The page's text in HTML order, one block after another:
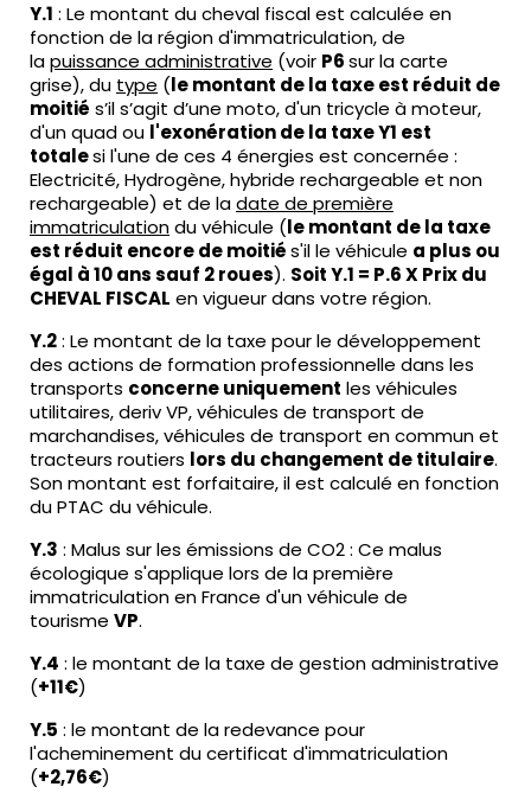
Y.1 : Le montant du cheval fiscal est calculée en
fonction de la région d'immatriculation, de
lapuissance administrative (voir P6sur la carte
grise), du type (le montant de la taxe est réduit de
moitié s’il s’agit d’une moto, d'un tricycle à moteur,
d'un quad ou l'exonération de la taxe Y1 est
totalesi l'une de ces 4 énergies est concernée :
Electricité, Hydrogène, hybride rechargeable et non
rechargeable) et de ladate de première
immatriculationdu véhicule (le montant de la taxe
est réduit encore de moitiés'il le véhicule a plus ou
égal à 10 ans sauf 2 roues). Soit Y.1 = P.6 X Prix du
CHEVAL FISCAL en vigueur dans votre région.
Y.2: Le montant de la taxe pour le développement
des actions de formation professionnelle dans les
transports concerne uniquement les véhicules
utilitaires, deriv VP, véhicules de transport de
marchandises, véhicules de transport en commun et
tracteurs routiers lors du changement de titulaire.
Son montant est forfaitaire, il est calculé en fonction
du PTAC du véhicule.
Y.3 : Malus sur les émissions de CO2 : Ce malus
écologique s'applique lors de la première
immatriculation en France d'un véhicule de
tourisme VP.
Y.4 : le montant de la taxe de gestion administrative
(+11€)
Y.5 : le montant de la redevance pour
l'acheminement du certificat d'immatriculation
(+2,76€)